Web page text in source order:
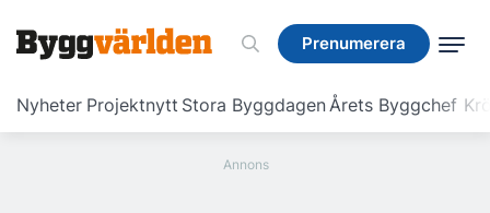
Prenumerera
Nyheter Projektnytt Stora ByggdagenÅrets Byggchef
Prenumerera